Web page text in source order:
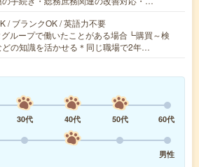
/ ブランクOK / 英語力不要
グループで働いたことがある場合┗購買～検
の知識を活かせる＊同じ職場で2年…
30代 40代 50代
60代
男性